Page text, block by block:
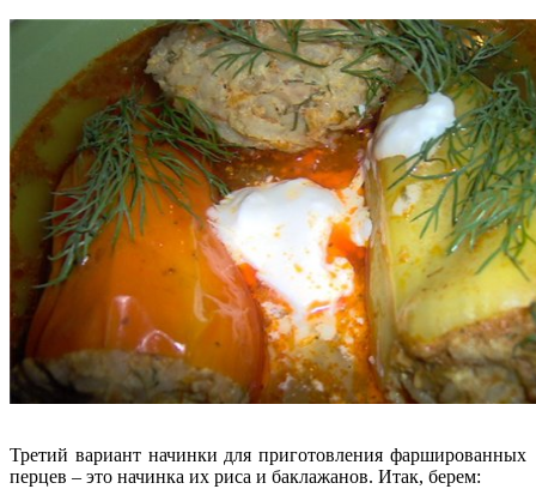
Третий вариант начинки для приготовления фаршированных
перцев – это начинка их риса и баклажанов. Итак, берем: